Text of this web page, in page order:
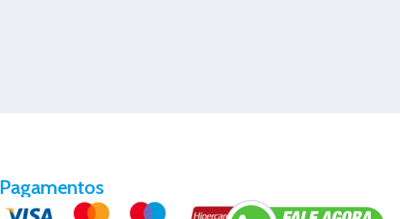
Pagamentos